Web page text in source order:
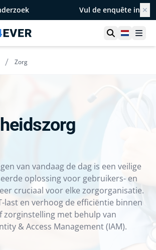
Vul de enquête in ✕
Toon zoek
/ Zorg
van vandaag de dag is een veilige
oplossing voor gebruikers- en
cruciaal voor elke zorgorganisatie.
last en verhoog de efficiëntie binnen
zorginstelling met behulp van
& Access Management (IAM).